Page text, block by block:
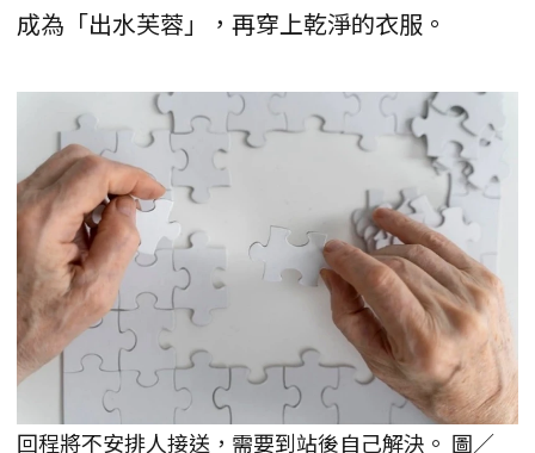
成為「出水芙蓉」，再穿上乾淨的衣服。
回程將不安排人接送，需要到站後自己解決。 圖／